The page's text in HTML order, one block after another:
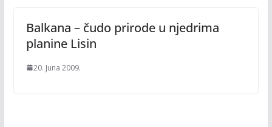
Balkana – čudo prirode u njedrima
planine Lisin
20. Juna 2009.